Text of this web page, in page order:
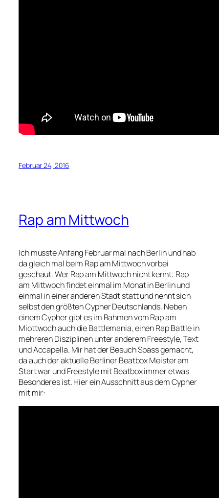
Februar 24, 2016
Rap am Mittwoch
Ich musste Anfang Februar mal nach Berlin und hab
da gleich mal beim Rap am Mittwoch vorbei
geschaut. Wer Rap am Mittwoch nicht kennt: Rap
am Mittwoch findet einmal im Monat in Berlin und
einmal in einer anderen Stadt statt und nennt sich
selbst den größten Cypher Deutschlands. Neben
einem Cypher gibt es im Rahmen vom Rap am
Miottwoch auch die Battlemania, einen Rap Battle in
mehreren Disziplinen unter anderem Freestyle, Text
und Accapella. Mir hat der Besuch Spass gemacht,
da auch der aktuelle Berliner Beatbox Meister am
Start war und Freestyle mit Beatbox immer etwas
Besonderes ist. Hier ein Ausschnitt aus dem Cypher
mit mir: